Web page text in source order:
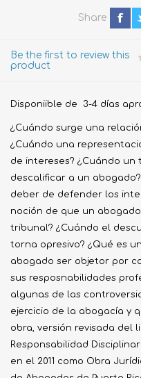
Share
Be the first to review this
product
Disponiible de 3-4 días
¿Cuándo surge una
¿Cuándo una
de intereses? ¿Cuándo un
descalificar a un
deber de defender los
noción de que un
tribunal? ¿Cuándo el
torna opresivo? ¿Qué es
abogado ser objetor por
sus resposnabilidades
algunas de las
ejercicio de la abogacía y
obra, versión revisada del
Responsabilidad
en el 2011 como Obra